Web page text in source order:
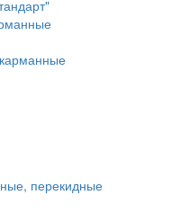
перекидные